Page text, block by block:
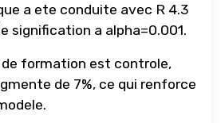
a ete conduite avec R 4.3
signification a alpha=0.001.
de formation est controle,
de 7%, ce qui renforce